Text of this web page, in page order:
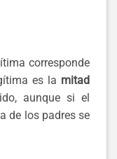
corresponde
es la mitad
aunque si el
de los padres se